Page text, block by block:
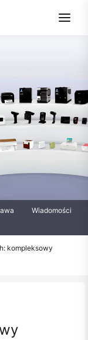
Wiadomości
kompleksowy